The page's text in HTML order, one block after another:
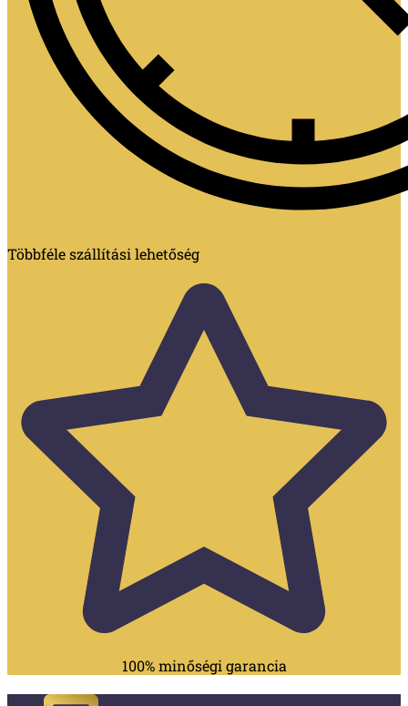
Többféle szállítási lehetőség
100% minőségi garancia